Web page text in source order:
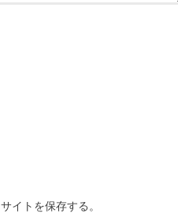
イトを保存する。